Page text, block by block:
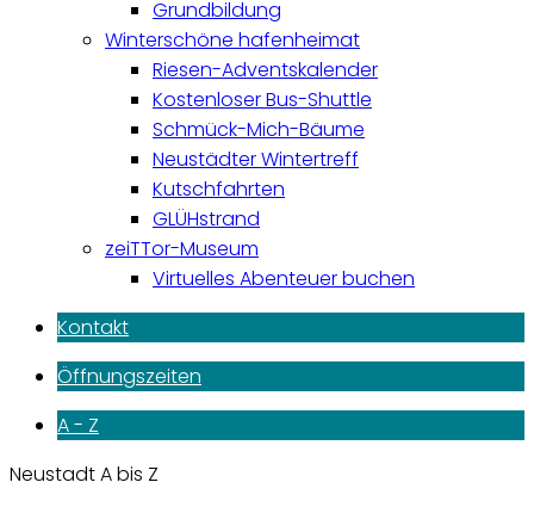
Grundbildung
Winterschöne hafenheimat
Riesen-Adventskalender
Kostenloser Bus-Shuttle
Schmück-Mich-Bäume
Neustädter Wintertreff
Kutschfahrten
GLÜHstrand
zeiTTor-Museum
Virtuelles Abenteuer buchen
Kontakt
Öffnungszeiten
A - Z
Neustadt A bis Z